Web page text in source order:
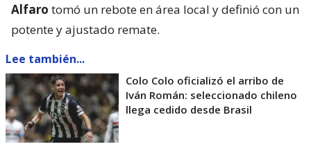
Alfaro tomó un rebote en área local y definió con un
potente y ajustado remate.
Lee también...
Colo Colo oficializó el arribo de
Iván Román: seleccionado chileno
llega cedido desde Brasil